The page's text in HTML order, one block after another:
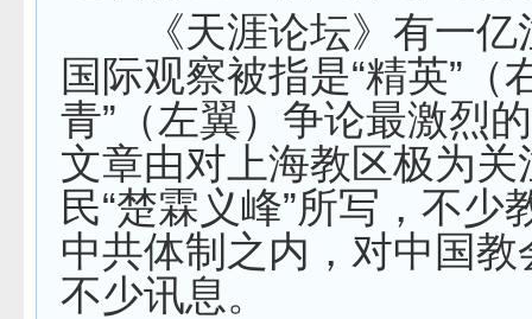
《天涯论坛》有一亿
国际观察被指是“精英”（
青”（左翼）争论最激烈
文章由对上海教区极为关
民“楚霖义峰”所写，不少
中共体制之内，对中国教
不少讯息。